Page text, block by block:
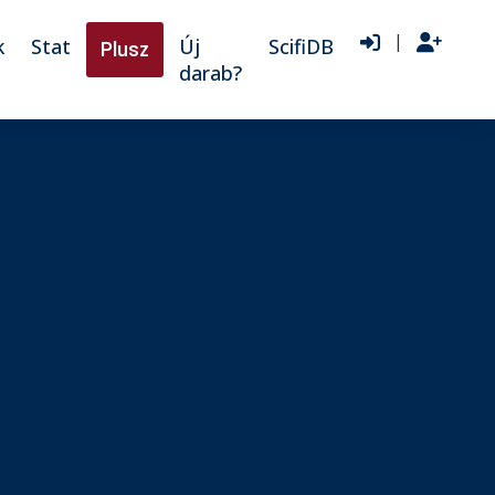
Stat Plusz
Új
darab?
ScifiDB |